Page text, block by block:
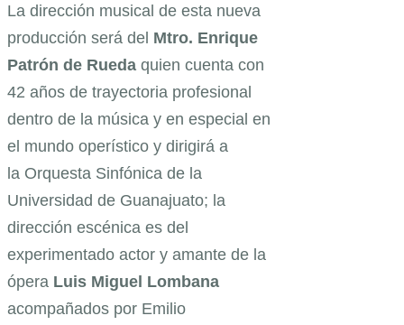
La dirección musical de esta nueva
producción será del Mtro. Enrique
Patrón de Rueda quien cuenta con
42 años de trayectoria profesional
dentro de la música y en especial en
el mundo operístico y dirigirá a
la Orquesta Sinfónica de la
Universidad de Guanajuato; la
dirección escénica es del
experimentado actor y amante de la
ópera Luis Miguel Lombana
acompañados por Emilio